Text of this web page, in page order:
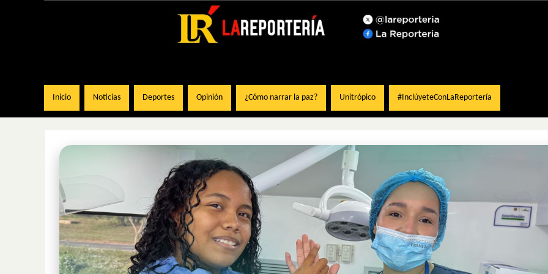
Inicio Noticias Deportes Opinión ¿Cómo narrar la paz? Unitrópico #InclúyeteConLaReportería